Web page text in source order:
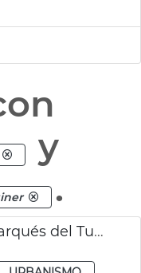
y
.
Asfaltado Gran Vía del Marqués del Turia València